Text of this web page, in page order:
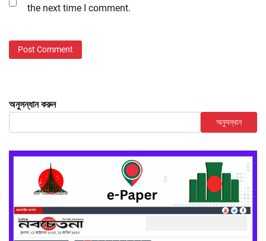
the next time I comment.
অনুসন্ধান করুন
অনুসন্ধান